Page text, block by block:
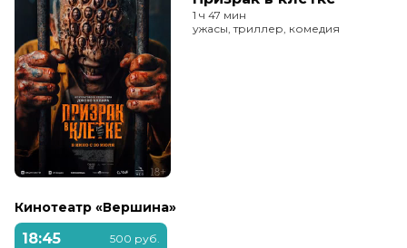
1 ч 47 мин
ужасы, триллер, комедия
Кинотеатр «Вершина»
18:45
500 руб.